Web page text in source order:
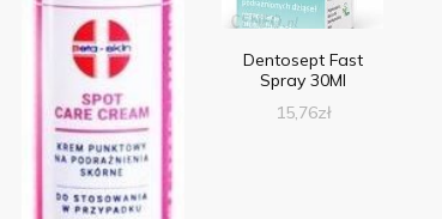
Dentosept Fast
Spray 30Ml
15,76zł